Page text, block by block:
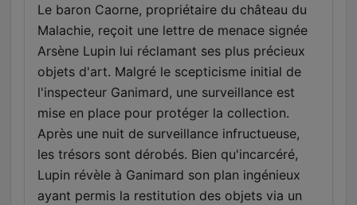
Le baron Caorne, propriétaire du château du
Malachie, reçoit une lettre de menace signée
Arsène Lupin lui réclamant ses plus précieux
objets d'art. Malgré le scepticisme initial de
l'inspecteur Ganimard, une surveillance est
mise en place pour protéger la collection.
Après une nuit de surveillance infructueuse,
les trésors sont dérobés. Bien qu'incarcéré,
Lupin révèle à Ganimard son plan ingénieux
ayant permis la restitution des objets via un